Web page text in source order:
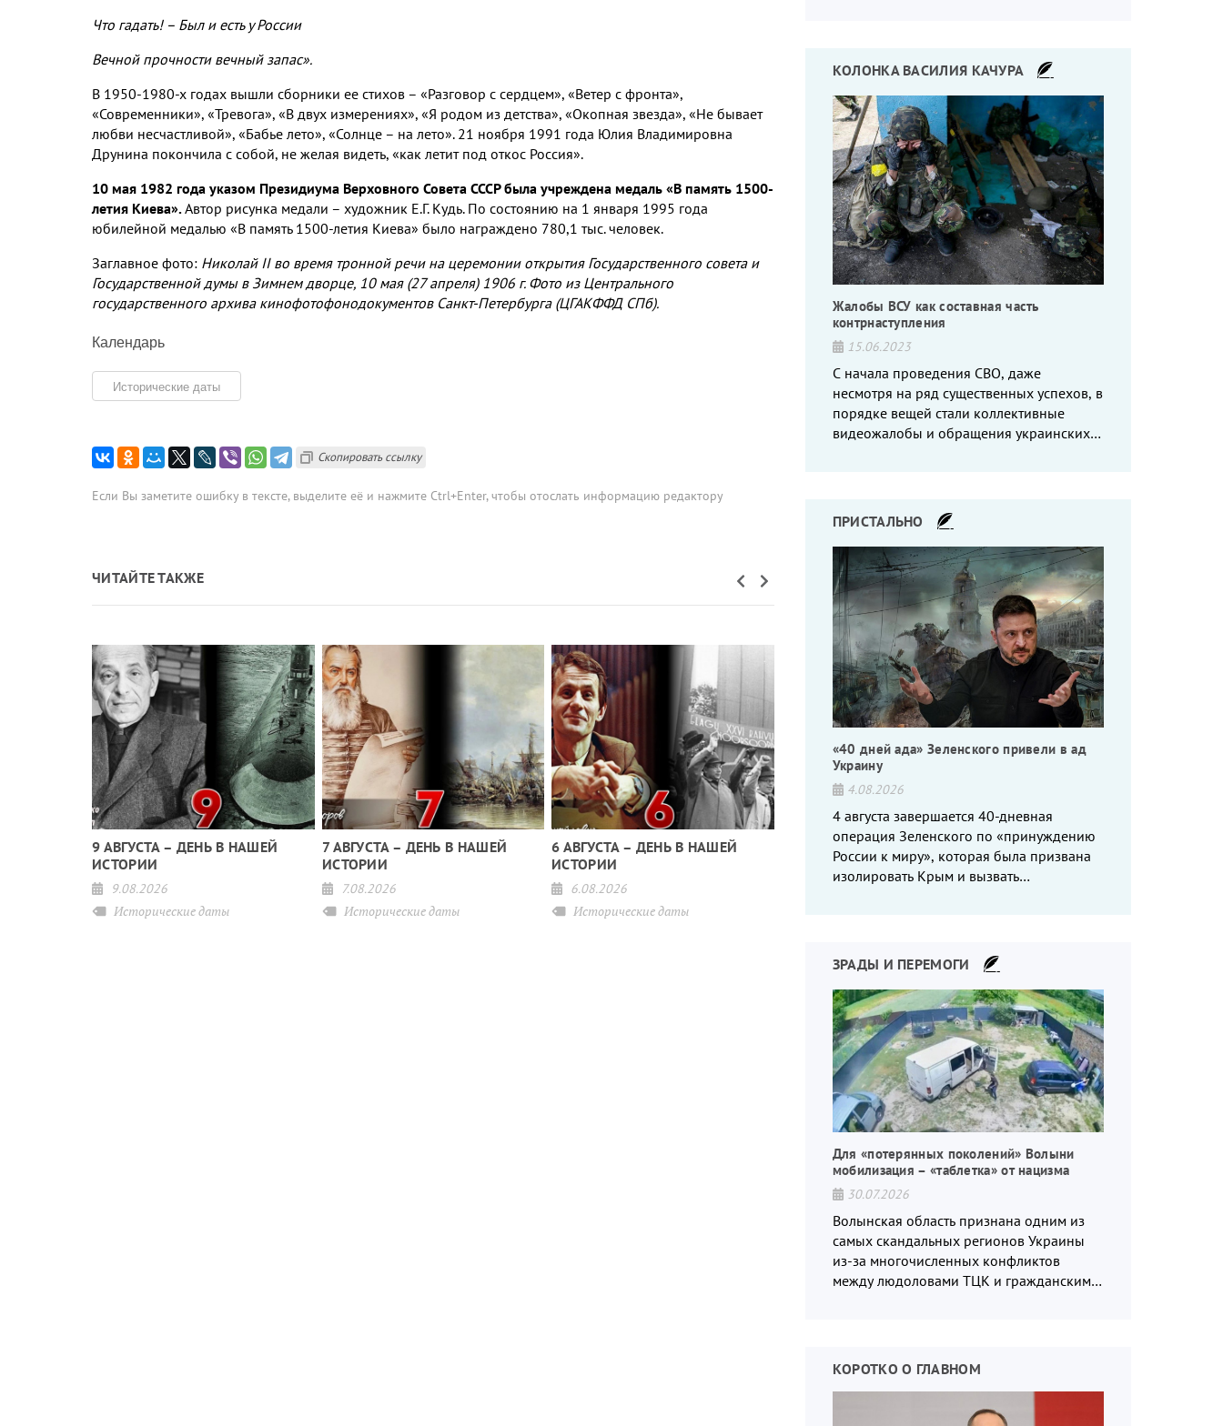
Что гадать! – Был и есть у России
Вечной прочности вечный запас».
В 1950-1980-х годах вышли сборники ее стихов – «Разговор с сердцем», «Ветер с фронта»,
«Современники», «Тревога», «В двух измерениях», «Я родом из детства», «Окопная звезда», «Не бывает
любви несчастливой», «Бабье лето», «Солнце – на лето». 21 ноября 1991 года Юлия Владимировна
Друнина покончила с собой, не желая видеть, «как летит под откос Россия».
10 мая 1982 года указом Президиума Верховного Совета СССР была учреждена медаль «В память 1500-
летия Киева».Автор рисунка медали – художник Е.Г. Кудь. По состоянию на 1 января 1995 года
юбилейной медалью «В память 1500-летия Киева» было награждено 780,1 тыс. человек.
Заглавное фото: Николай II во время тронной речи на церемонии открытия Государственного совета и
Государственной думы в Зимнем дворце, 10 мая (27 апреля) 1906 г. Фото из Центрального
государственного архива кинофотофонодокументов Санкт-Петербурга (ЦГАКФФД СПб).
Календарь
Исторические даты
Скопировать ссылку
Если Вы заметите ошибку в тексте, выделите её и нажмите Ctrl+Enter, чтобы отослать информацию редактору
ЧИТАЙТЕ ТАКЖЕ
9 АВГУСТА – ДЕНЬ В НАШЕЙ
ИСТОРИИ
9.08.2026
Исторические даты
7 АВГУСТА – ДЕНЬ В НАШЕЙ
ИСТОРИИ
7.08.2026
Исторические даты
6 АВГУСТА – ДЕНЬ В НАШЕЙ
ИСТОРИИ
6.08.2026
Исторические даты
КОЛОНКА ВАСИЛИЯ КАЧУРА
Жалобы ВСУ как составная часть
контрнаступления
15.06.2023
С начала проведения СВО, даже
несмотря на ряд существенных успехов, в
порядке вещей стали коллективные
видеожалобы и обращения украинских
ПРИСТАЛЬНО
«40 дней ада» Зеленского привели в ад
Украину
4.08.2026
4 августа завершается 40-дневная
операция Зеленского по «принуждению
России к миру», которая была призвана
изолировать Крым и вызвать
ЗРАДЫ И ПЕРЕМОГИ
Для «потерянных поколений» Волыни
мобилизация – «таблетка» от нацизма
30.07.2026
Волынская область признана одним из
самых скандальных регионов Украины
из-за многочисленных конфликтов
между людоловами ТЦК и гражданским
КОРОТКО О ГЛАВНОМ